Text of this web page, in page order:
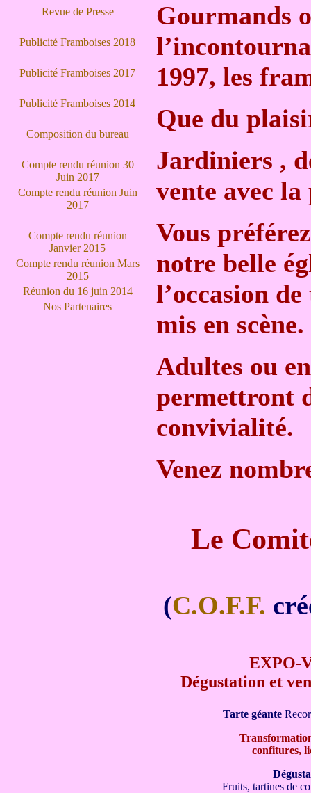
Revue de Presse
Publicité Framboises 2018
Publicité Framboises 2017
Publicité Framboises 2014
Composition du bureau
Compte rendu réunion 30
Juin 2017
Compte rendu réunion Juin
2017
Compte rendu réunion
Janvier 2015
Compte rendu réunion Mars
2015
Réunion du 16 juin 2014
Nos Partenaires
Gourmands
1997, les
Que du
Jardiniers ,
vente avec
Vous
notre belle
l’occasion
mis en scène.
Adultes ou
permettront
convivialité.
Venez
Le
(C.O.F.F.
EXPO-
Dégustation et
Tarte géante
confitures,
Fruits, tartines de